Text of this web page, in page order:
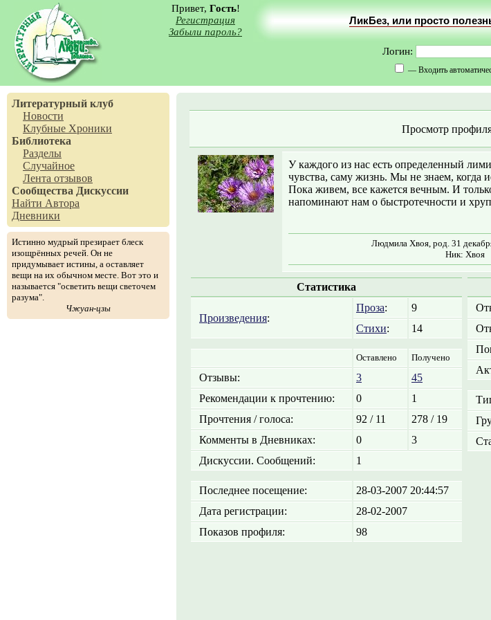
Привет, Гость!
Регистрация
Забыли пароль?
ЛикБез, или просто
Логин:
— Входить
Литературный клуб
Новости
Клубные Хроники
Библиотека
Разделы
Случайное
Лента отзывов
Сообщества Дискуссии
Найти Автора
Дневники
Истинно мудрый презирает блеск
изощрённых речей. Он не
придумывает истины, а оставляет
вещи на их обычном месте. Вот это и
называется "осветить вещи светочем
разума".
Чжуан-цзы
Просмотр
У каждого из нас есть определенный
чувства, саму жизнь. Мы не знаем, когда
Пока живем, все кажется вечным. И
напоминают нам о быстротечности и
Людмила Хвоя, род. 31
Ник: Хвоя
Статистика
Произведения:
Проза:
9
Стихи: 14
Оставлено Получено
Отзывы: 3
45
Рекомендации к прочтению:
0
1
Прочтения / голоса:
92 / 11
278 / 19
Комменты в Дневниках:
0
3
Дискуссии. Сообщений:
1
Последнее посещение:
28-03-2007 20:44:57
Дата регистрации:
28-02-2007
Показов профиля:
98